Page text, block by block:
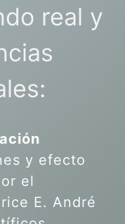
real y
y efecto
el
E. André